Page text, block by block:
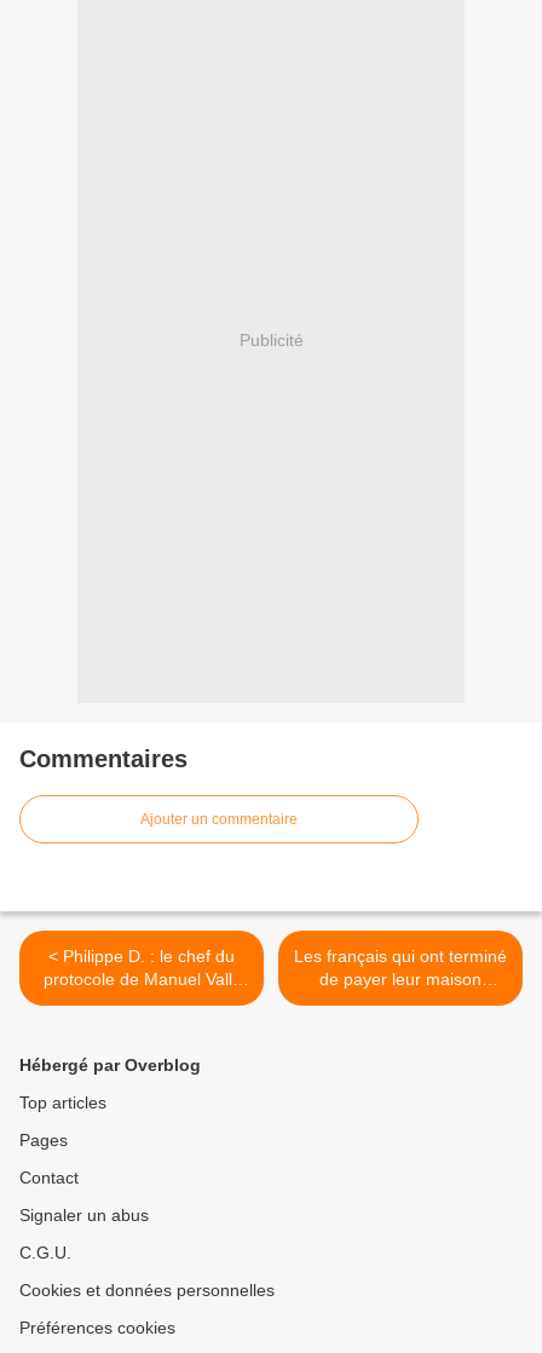
Publicité
Commentaires
Ajouter un commentaire
< Philippe D. : le chef du
protocole de Manuel Valls
accusé de scatophilie
Les français qui ont terminé
de payer leur maison
bientôt taxés ? >
Hébergé par Overblog
Top articles
Pages
Contact
Signaler un abus
C.G.U.
Cookies et données personnelles
Préférences cookies